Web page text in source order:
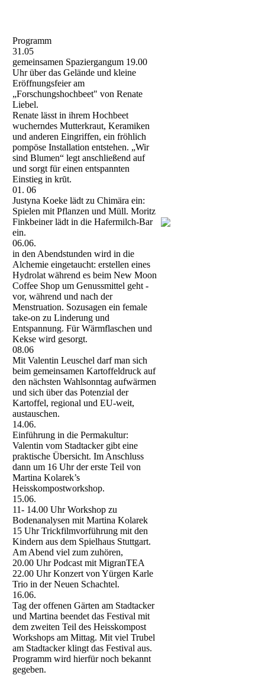
Programm
31.05
gemeinsamen Spaziergangum 19.00
Uhr über das Gelände und kleine
Eröffnungsfeier am
„Forschungshochbeet" von Renate
Liebel.
Renate lässt in ihrem Hochbeet
wucherndes Mutterkraut, Keramiken
und anderen Eingriffen, ein fröhlich
pompöse Installation entstehen. „Wir
sind Blumen“ legt anschließend auf
und sorgt für einen entspannten
Einstieg in krūt.
01. 06
Justyna Koeke lädt zu Chimära ein:
Spielen mit Pflanzen und Müll. Moritz
Finkbeiner lädt in die Hafermilch-Bar
ein.
06.06.
in den Abendstunden wird in die
Alchemie eingetaucht: erstellen eines
Hydrolat während es beim New Moon
Coffee Shop um Genussmittel geht -
vor, während und nach der
Menstruation. Sozusagen ein female
take-on zu Linderung und
Entspannung. Für Wärmflaschen und
Kekse wird gesorgt.
08.06
Mit Valentin Leuschel darf man sich
beim gemeinsamen Kartoffeldruck auf
den nächsten Wahlsonntag aufwärmen
und sich über das Potenzial der
Kartoffel, regional und EU-weit,
austauschen.
14.06.
Einführung in die Permakultur:
Valentin vom Stadtacker gibt eine
praktische Übersicht. Im Anschluss
dann um 16 Uhr der erste Teil von
Martina Kolarek’s
Heisskompostworkshop.
15.06.
11- 14.00 Uhr Workshop zu
Bodenanalysen mit Martina Kolarek
15 Uhr Trickfilmvorführung mit den
Kindern aus dem Spielhaus Stuttgart.
Am Abend viel zum zuhören,
20.00 Uhr Podcast mit MigranTEA
22.00 Uhr Konzert von Yürgen Karle
Trio in der Neuen Schachtel.
16.06.
Tag der offenen Gärten am Stadtacker
und Martina beendet das Festival mit
dem zweiten Teil des Heisskompost
Workshops am Mittag. Mit viel Trubel
am Stadtacker klingt das Festival aus.
Programm wird hierfür noch bekannt
gegeben.